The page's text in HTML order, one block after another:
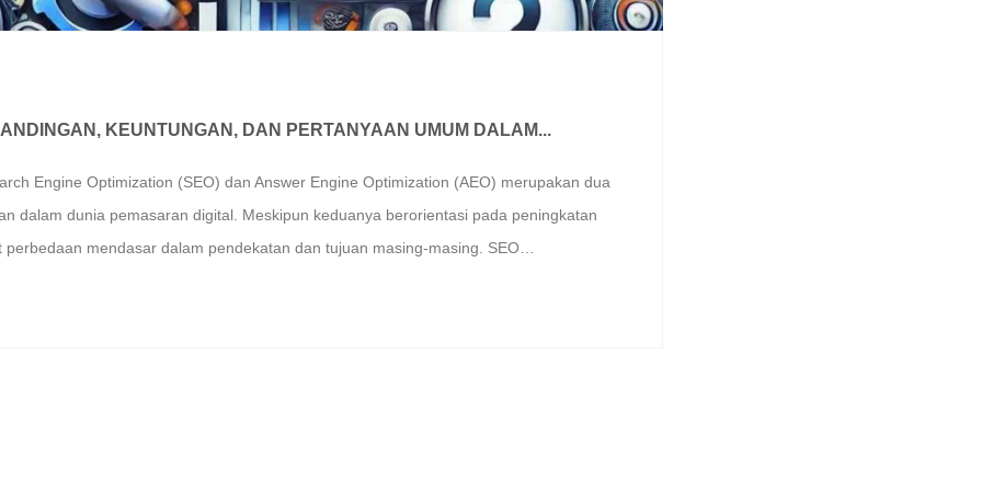
KEUNTUNGAN, DAN PERTANYAAN UMUM DALAM...
Engine Optimization (SEO) dan Answer Engine Optimization (AEO) merupakan dua
dalam dunia pemasaran digital. Meskipun keduanya berorientasi pada peningkatan
mendasar dalam pendekatan dan tujuan masing-masing. SEO…